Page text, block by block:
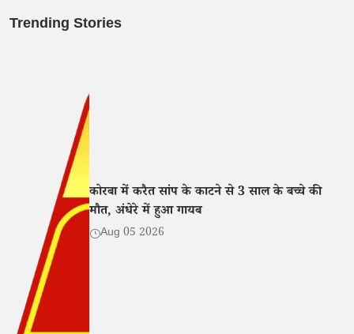
Trending Stories
कोरबा में करैत सांप के काटने से 3 साल के बच्चे की
मौत, अंधेरे में हुआ गायब
Aug 05 2026